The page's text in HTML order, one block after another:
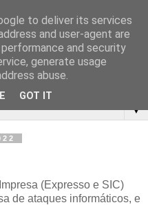
▼
(Expresso e SIC)
de ataques informáticos, e
to deliver its services
and user-agent are
and security
generate usage
abuse.
GOT IT